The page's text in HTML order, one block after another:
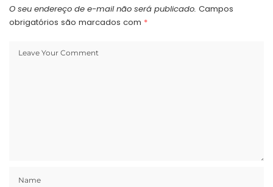
O seu endereço de e-mail não será publicado. Campos
obrigatórios são marcados com *